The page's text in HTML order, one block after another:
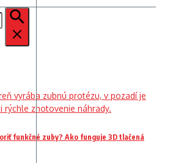
funkčné zuby? Ako funguje 3D tlačená